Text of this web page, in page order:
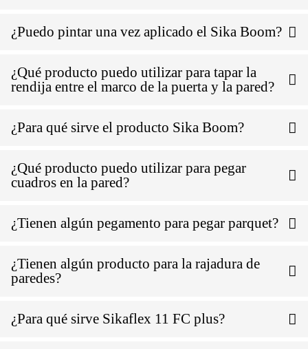
¿Puedo pintar una vez aplicado el Sika Boom?
¿Qué producto puedo utilizar para tapar la
rendija entre el marco de la puerta y la pared?
¿Para qué sirve el producto Sika Boom?
¿Qué producto puedo utilizar para pegar
cuadros en la pared?
¿Tienen algún pegamento para pegar parquet?
¿Tienen algún producto para la rajadura de
paredes?
¿Para qué sirve Sikaflex 11 FC plus?